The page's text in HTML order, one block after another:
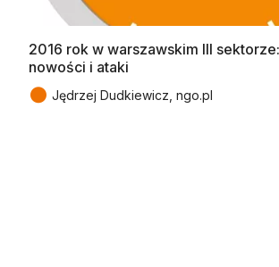
2016 rok w warszawskim III
nowości i ataki
● Jędrzej Dudkiewicz, ngo.pl